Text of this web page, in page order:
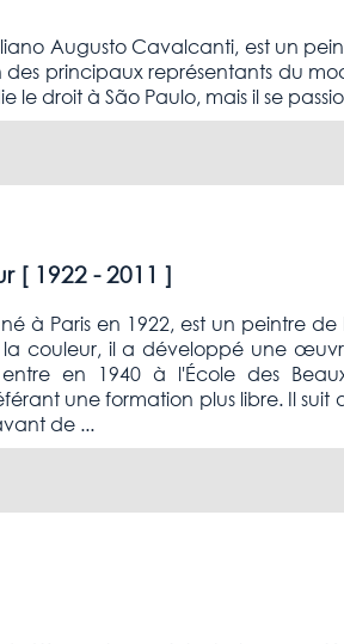
Augusto Cavalcanti, est un
principaux représentants du
droit à São Paulo, mais il se
[ 1922 - 2011 ]
né à Paris en 1922, est un peintre
couleur, il a développé une
en 1940 à l'École des
une formation plus libre. Il
de ...